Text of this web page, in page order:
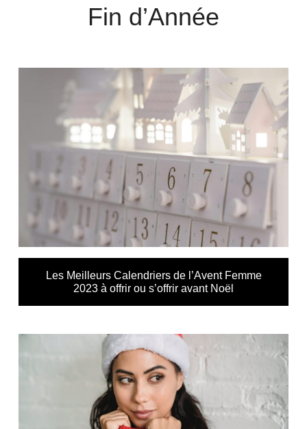
Fin d’Année
Les Meilleurs Calendriers de l’Avent Femme
2023 à offrir ou s’offrir avant Noël